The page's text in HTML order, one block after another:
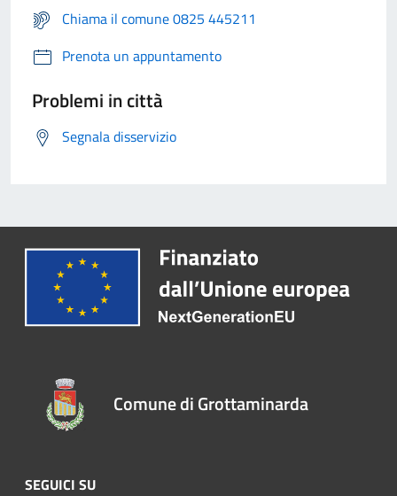
Chiama il comune 0825 445211
Prenota un appuntamento
Problemi in città
Segnala disservizio
Comune di Grottaminarda
SEGUICI SU